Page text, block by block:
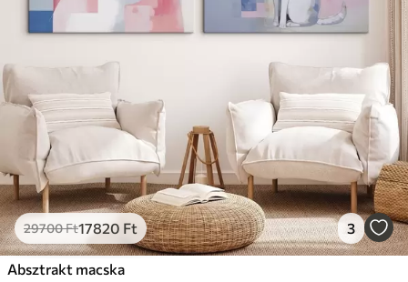
Fakulásálló
✓Biztonságos, szagtalan tinta
✓Vászonhatású felület
✗ Környezetbarát anyag
Eco-Prémium
Tól24810Ft
✓Élénk, gazdag színek
✓Fakulásálló
29700Ft17820 Ft 3
Absztrakt macska